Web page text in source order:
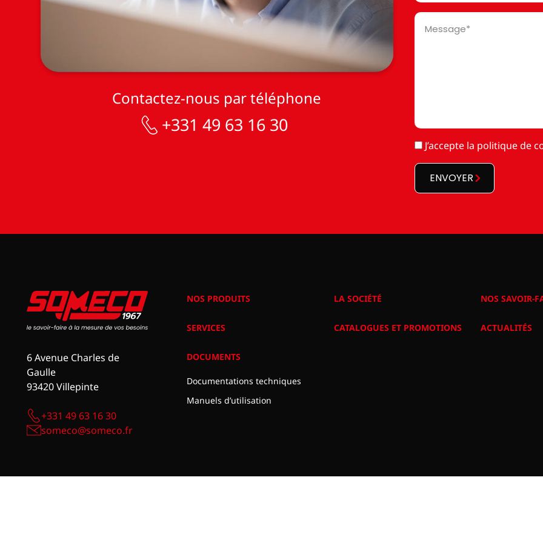
Contactez-nous par téléphone
+331 49 63 16 30
Message
RGPD
J’accepte la politique de
ENVOYER
6 Avenue Charles de
Gaulle
93420 Villepinte
+331 49 63 16 30
someco@someco.fr
NOS PRODUITS LA SOCIÉTÉ NOS SAVOIR-
SERVICES CATALOGUES ET PROMOTIONS ACTUALITÉS
DOCUMENTS
Documentations techniques
Manuels d’utilisation